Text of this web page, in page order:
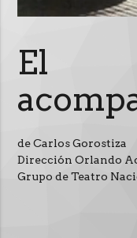
El
de Carlos Gorostiza
Dirección Orlando
Grupo de Teatro